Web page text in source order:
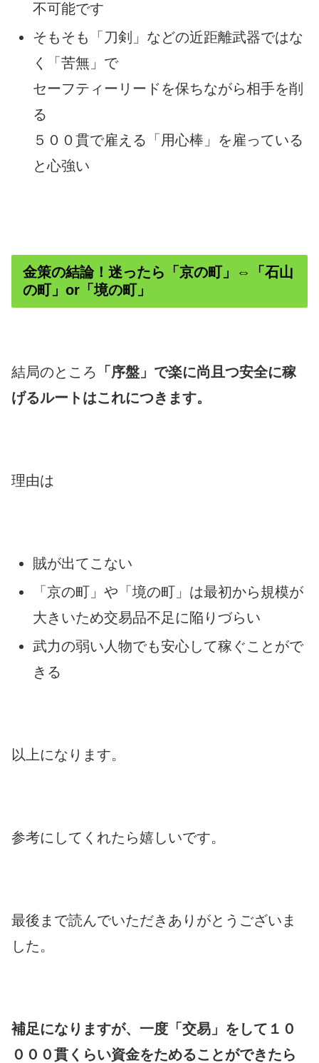
不可能です
そもそも「刀剣」などの近距離武器ではな
く「苦無」で
セーフティーリードを保ちながら相手を削
る
５００貫で雇える「用心棒」を雇っている
と心強い
金策の結論！迷ったら「京の町」⇔「石山
の町」or「境の町」
結局のところ 「序盤」で楽に尚且つ安全に稼
げるルートはこれにつきます。
理由は
賊が出てこない
「京の町」や「境の町」は最初から規模が
大きいため交易品不足に陥りづらい
武力の弱い人物でも安心して稼ぐことがで
きる
以上になります。
参考にしてくれたら嬉しいです。
最後まで読んでいただきありがとうございま
した。
補足になりますが、一度「交易」をして１０
０００貫くらい資金をためることができたら